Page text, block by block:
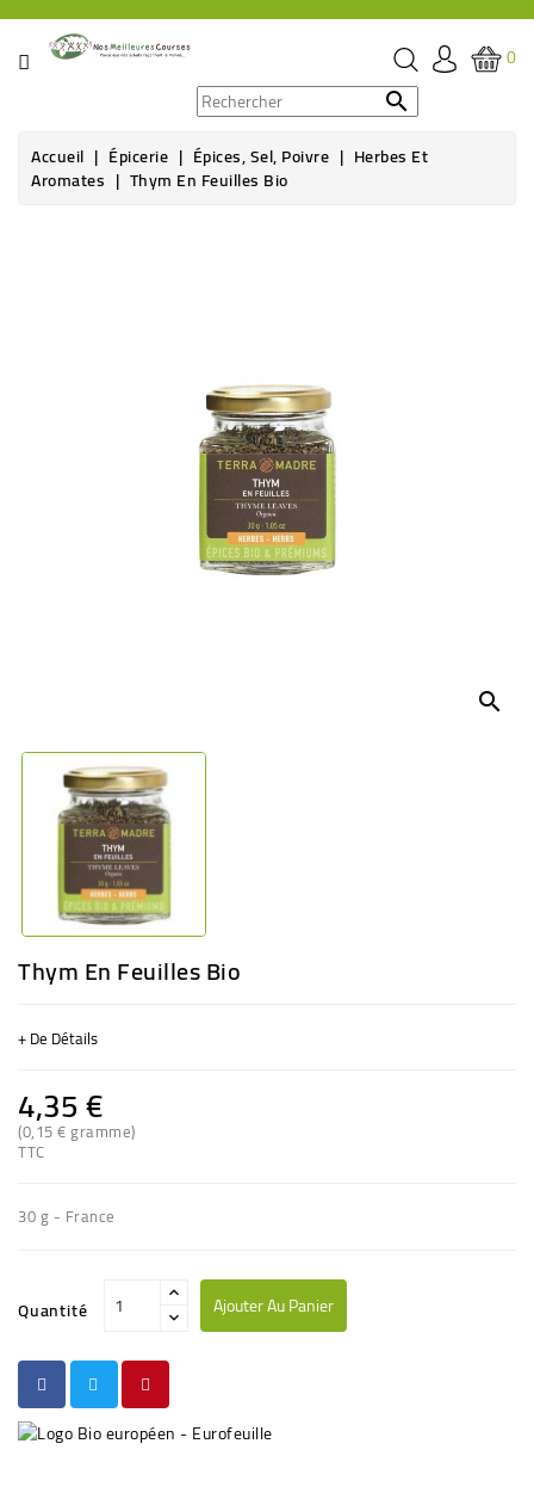
CATÉGORIE
ÉPICERIE
0

Accueil Épicerie Épices, Sel, Poivre Herbes Et
Aromates Thym En Feuilles Bio
search
Thym En Feuilles Bio
+ De Détails
4,35 €
(0,15 € gramme)
TTC
30 g - France
Quantité Ajouter Au Panier